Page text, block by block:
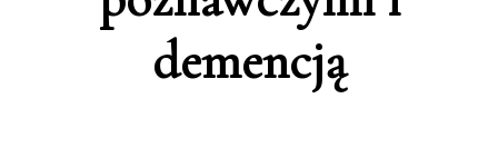
demencją